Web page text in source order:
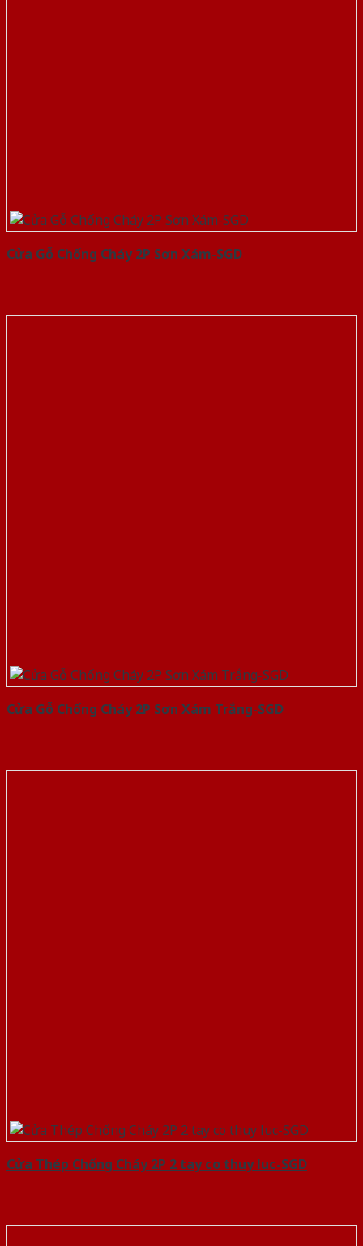
Cửa Gỗ Chống Cháy 2P Sơn Xám-SGD
Cửa Gỗ Chống Cháy 2P Sơn Xám Trắng-SGD
Cửa Thép Chống Cháy 2P 2 tay co thuy luc-SGD